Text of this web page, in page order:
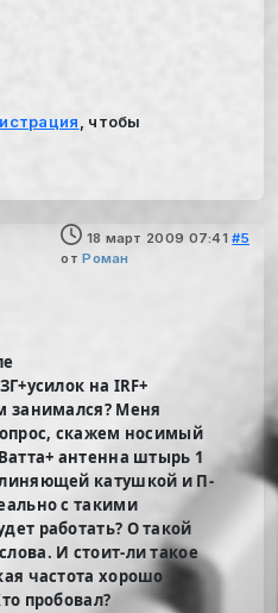
, чтобы
18 март 2009 07:41 #5
отРоман
на IRF+
занимался? Меня
скажем носимый
антенна штырь 1
катушкой и П-
с такими
работать? О такой
И стоит-ли такое
частота хорошо
пробовал?